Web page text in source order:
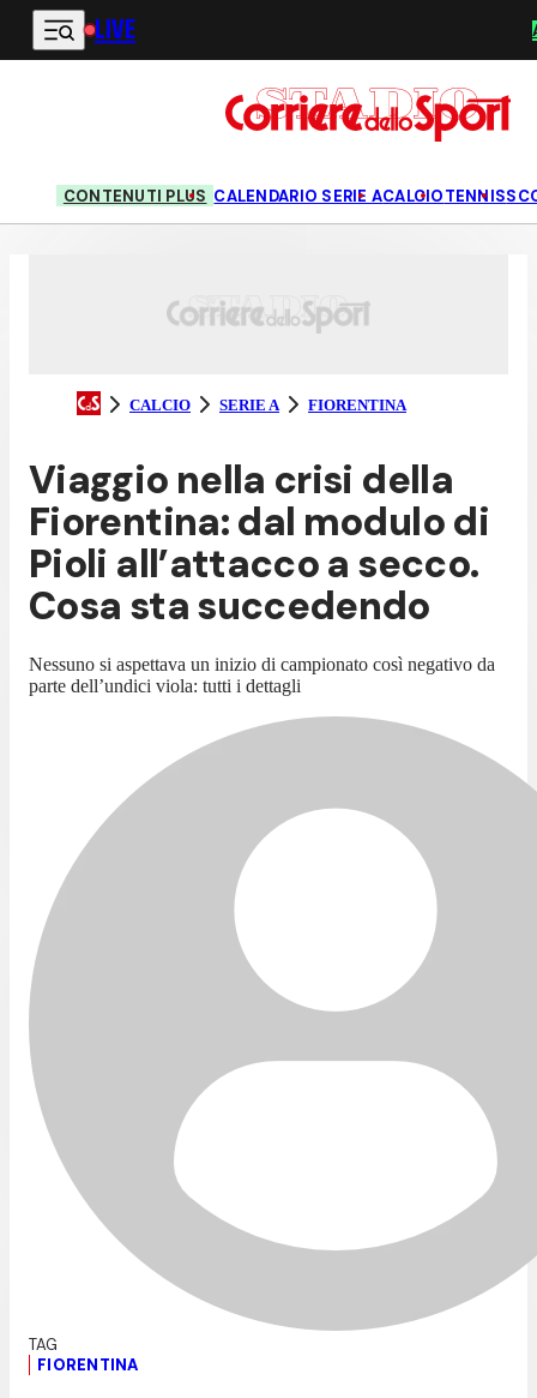
Vai al contenuto principale
LIVE
CONTENUTI PLUS CALENDARIO SERIE ACALCIOTENNIS
CALCIO SERIE A FIORENTINA
Viaggio nella crisi della
Fiorentina: dal modulo di
Pioli all’attacco a secco.
Cosa sta succedendo
Nessuno si aspettava un inizio di campionato così negativo da
parte dell’undici viola: tutti i dettagli
FIORENTINA